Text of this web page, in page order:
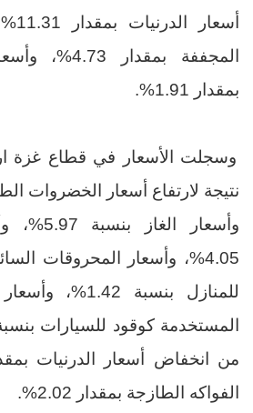
المجففة
بمقدار 1.91%.
وأسعار
4.05%، وأسعار المحروقات
للمنازل بنسبة
الفواكه الطازجة بمقدار 2.02%.